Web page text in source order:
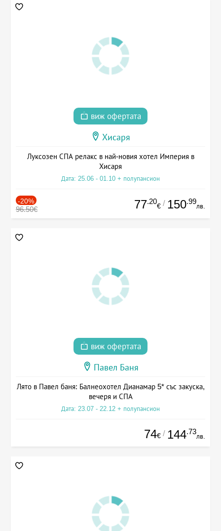
виж офертата
Хисаря
Луксозен СПА релакс в най-новия хотел Империя в
Хисаря
Дата: 25.06 - 01.10 + полупансион
-20%
96.50€ 77.20
€ / 150.99
лв.
виж офертата
Павел Баня
Лято в Павел баня: Балнеохотел Дианамар 5* със закуска,
вечеря и СПА
Дата: 23.07 - 22.12 + полупансион
74€ / 144.73
лв.